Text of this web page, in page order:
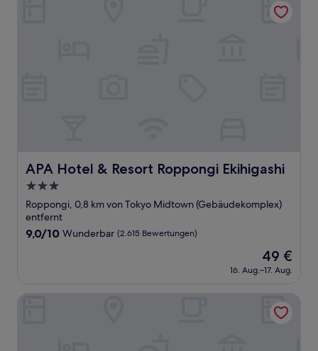
APA Hotel & Resort Roppongi Ekihigashi
APA Hotel & Resort Roppongi Ekihigashi
3.0-
Sterne-
Unterkunft
Roppongi, 0,8 km von Tokyo Midtown (Gebäudekomplex)
entfernt
9.0
Bewertungen)
9,0/10 Wunderbar (2.615 Bewertungen)
Der
Preis
beträgt
49 €
16. Aug.–17. Aug.